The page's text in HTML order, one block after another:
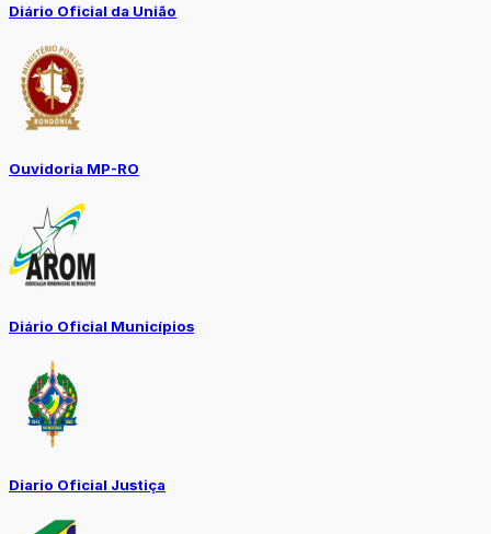
Diário Oficial da União
Ouvidoria MP-RO
Diário Oficial Municípios
Diario Oficial Justiça